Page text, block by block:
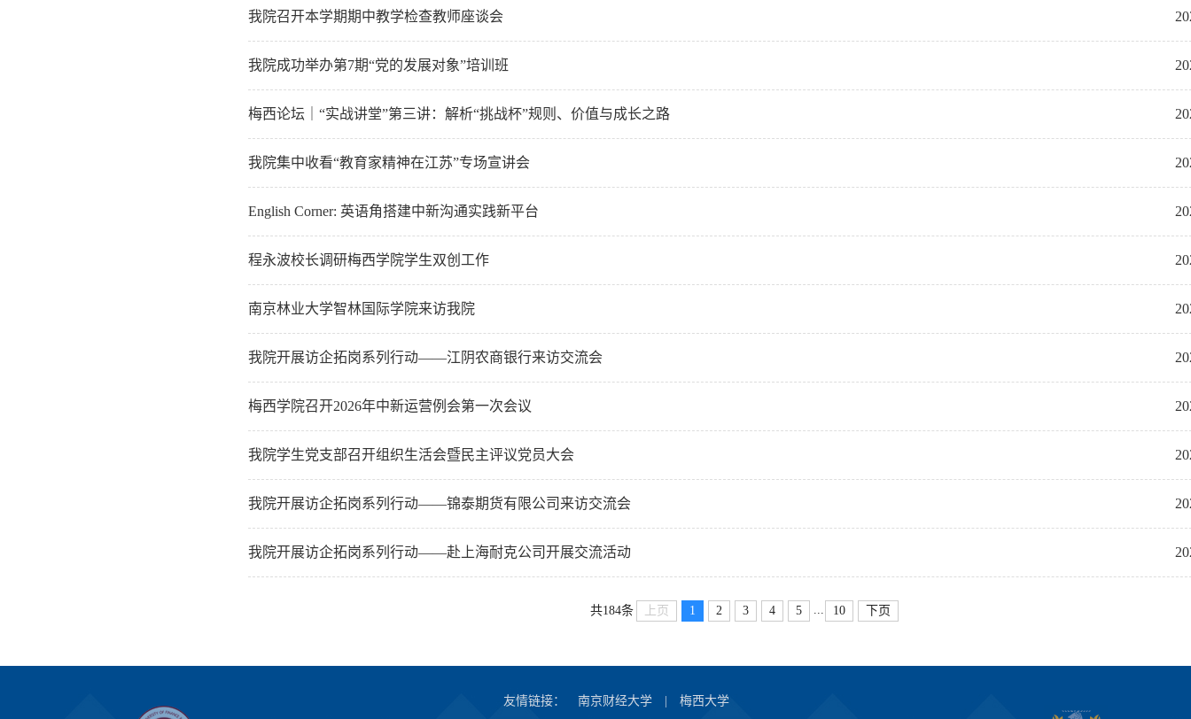
我院召开本学期期中教学检查教师座谈会
我院成功举办第7期“党的发展对象”培训班
梅西论坛｜“实战讲堂”第三讲：解析“挑战杯”规则、价值与成长之路
我院集中收看“教育家精神在江苏”专场宣讲会
English Corner: 英语角搭建中新沟通实践新平台
程永波校长调研梅西学院学生双创工作
南京林业大学智林国际学院来访我院
我院开展访企拓岗系列行动——江阴农商银行来访交流会
梅西学院召开2026年中新运营例会第一次会议
我院学生党支部召开组织生活会暨民主评议党员大会
我院开展访企拓岗系列行动——锦泰期货有限公司来访交流会
我院开展访企拓岗系列行动——赴上海耐克公司开展交流活动
共184条 上页 1 2 3 4 5 ... 10 下页
友情链接： 南京财经大学 梅西大学